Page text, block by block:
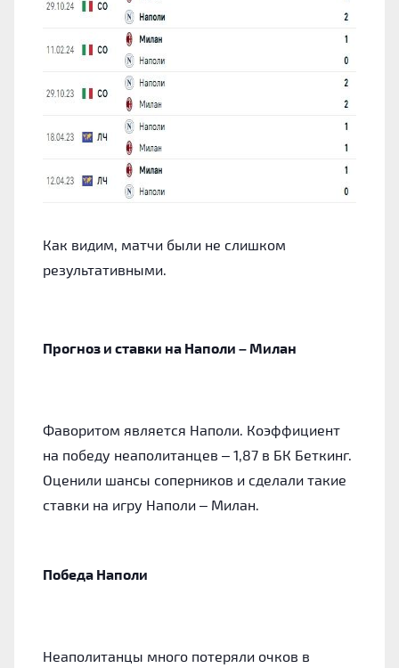
Как видим, матчи были не слишком
результативными.
Прогноз и ставки на Наполи – Милан
Фаворитом является Наполи. Коэффициент
на победу неаполитанцев – 1,87 в БК Беткинг.
Оценили шансы соперников и сделали такие
ставки на игру Наполи – Милан.
Победа Наполи
Неаполитанцы много потеряли очков в